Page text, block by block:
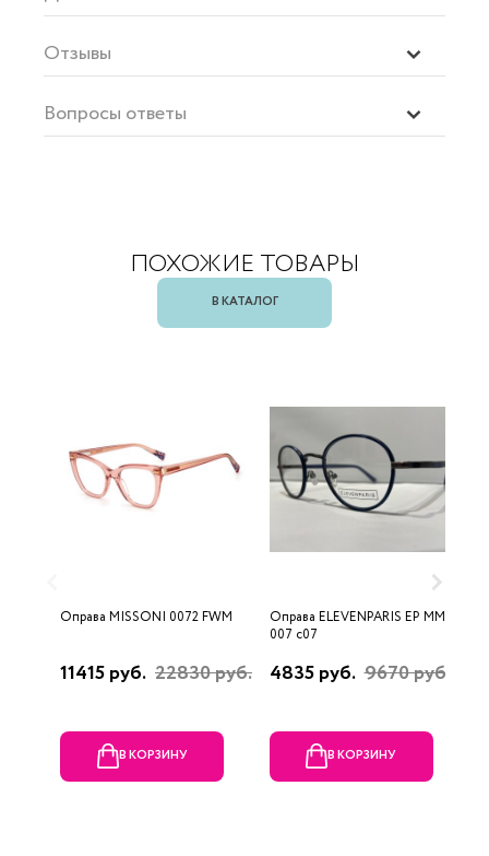
Отзывы
Вопросы ответы
ПОХОЖИЕ ТОВАРЫ
В КАТАЛОГ
Оправа MISSONI 0072 FWM
11415 руб. 22830 руб.
В КОРЗИНУ
Оправа ELEVENPARIS EP MM
007 c07
4835 руб. 9670 руб.
В КОРЗИНУ